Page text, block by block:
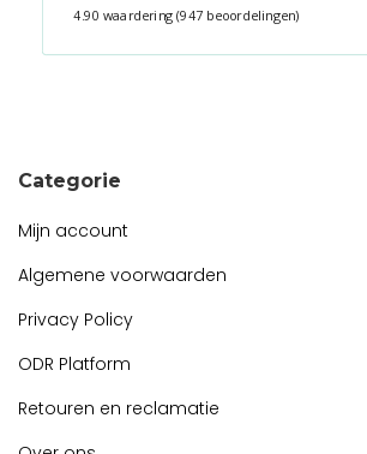
4.90 waardering (947 beoordelingen)
Categorie
Mijn account
Algemene voorwaarden
Privacy Policy
ODR Platform
Retouren en reclamatie